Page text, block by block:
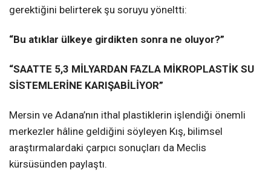
gerektiğini belirterek şu soruyu yöneltti:
“Bu atıklar ülkeye girdikten sonra ne oluyor?”
“SAATTE 5,3 MİLYARDAN FAZLA MİKROPLASTİK SU
SİSTEMLERİNE KARIŞABİLİYOR”
Mersin ve Adana’nın ithal plastiklerin işlendiği önemli
merkezler hâline geldiğini söyleyen Kış, bilimsel
araştırmalardaki çarpıcı sonuçları da Meclis
kürsüsünden paylaştı.